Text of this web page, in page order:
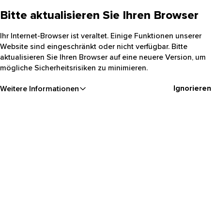
Bitte aktualisieren Sie Ihren Browser
Ihr Internet-Browser ist veraltet. Einige Funktionen unserer
Website sind eingeschränkt oder nicht verfügbar. Bitte
aktualisieren Sie Ihren Browser auf eine neuere Version, um
mögliche Sicherheitsrisiken zu minimieren.
Weitere Informationen Ignorieren